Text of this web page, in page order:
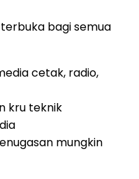
bagi semua
cetak, radio,
kru teknik
mungkin